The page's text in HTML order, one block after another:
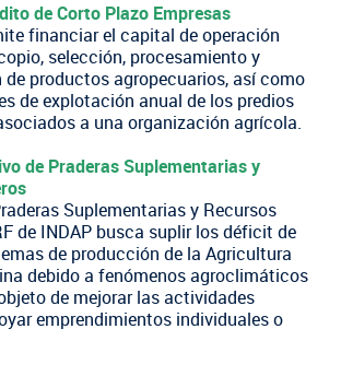
de Corto Plazo Empresas
financiar el capital de operación
selección, procesamiento y
productos agropecuarios, así como
de explotación anual de los predios
a una organización agrícola.
de Praderas Suplementarias y
Suplementarias y Recursos
de INDAP busca suplir los déficit de
de producción de la Agricultura
debido a fenómenos agroclimáticos
de mejorar las actividades
emprendimientos individuales o